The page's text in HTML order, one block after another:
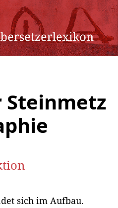
sich im Aufbau.